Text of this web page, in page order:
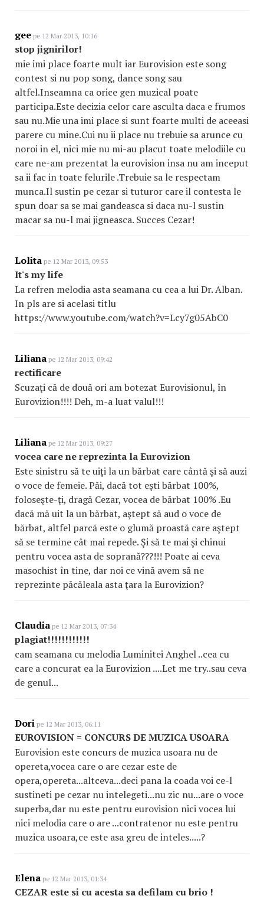
gee pe 12 Mar 2013, 10:16
stop jignirilor!
mie imi place foarte mult iar Eurovision este song
contest si nu pop song, dance song sau
altfel.Inseamna ca orice gen muzical poate
participa.Este decizia celor care asculta daca e frumos
sau nu.Mie una imi place si sunt foarte multi de aceeasi
parere cu mine.Cui nu ii place nu trebuie sa arunce cu
noroi in el, nici mie nu mi-au placut toate melodiile cu
care ne-am prezentat la eurovision insa nu am inceput
sa ii fac in toate felurile .Trebuie sa le respectam
munca.Il sustin pe cezar si tuturor care il contesta le
spun doar sa se mai gandeasca si daca nu-l sustin
macar sa nu-l mai jigneasca. Succes Cezar!
Lolita pe 12 Mar 2013, 09:53
It's my life
La refren melodia asta seamana cu cea a lui Dr. Alban.
In pls are si acelasi titlu
https://www.youtube.com/watch?v=Lcy7g05AbC0
Liliana pe 12 Mar 2013, 09:42
rectificare
Scuzaţi că de două ori am botezat Eurovisionul, în
Eurovizion!!!! Deh, m-a luat valul!!!
Liliana pe 12 Mar 2013, 09:27
vocea care ne reprezinta la Eurovizion
Este sinistru să te uiţi la un bărbat care cântă şi să auzi
o voce de femeie. Păi, dacă tot eşti bărbat 100%,
foloseşte-ţi, dragă Cezar, vocea de bărbat 100% .Eu
dacă mă uit la un bărbat, aştept să aud o voce de
bărbat, altfel parcă este o glumă proastă care aştept
să se termine cât mai repede. Şi să te mai şi chinui
pentru vocea asta de soprană???!!! Poate ai ceva
masochist în tine, dar noi ce vină avem să ne
reprezinte păcăleala asta ţara la Eurovizion?
Claudia pe 12 Mar 2013, 07:34
plagiat!!!!!!!!!!!!
cam seamana cu melodia Luminitei Anghel ..cea cu
care a concurat ea la Eurovizion ....Let me try..sau ceva
de genul...
Dori pe 12 Mar 2013, 06:11
EUROVISION = CONCURS DE MUZICA USOARA
Eurovision este concurs de muzica usoara nu de
opereta,vocea care o are cezar este de
opera,opereta...altceva...deci pana la coada voi ce-l
sustineti pe cezar nu intelegeti...nu zic nu...are o voce
superba,dar nu este pentru eurovision nici vocea lui
nici melodia care o are ...contratenor nu este pentru
muzica usoara,ce este asa greu de inteles.....?
Elena pe 12 Mar 2013, 01:34
CEZAR este si cu acesta sa defilam cu brio !